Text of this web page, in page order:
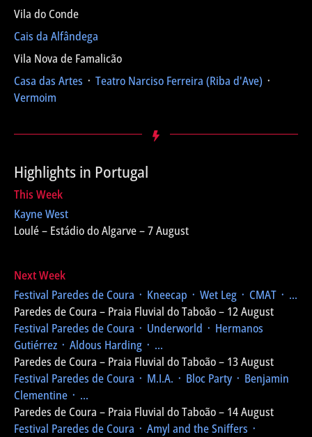
Vila do Conde
Cais da Alfândega
Vila Nova de Famalicão
Casa das Artes ᛫ Teatro Narciso Ferreira (Riba d'Ave) ᛫
Vermoim
Highlights in Portugal
This Week
Kayne West
Loulé – Estádio do Algarve – 7 August
Next Week
Festival Paredes de Coura ᛫ Kneecap ᛫ Wet Leg ᛫ CMAT ᛫ ...
Paredes de Coura – Praia Fluvial do Taboão – 12 August
Festival Paredes de Coura ᛫ Underworld ᛫ Hermanos
Gutiérrez ᛫ Aldous Harding ᛫ ...
Paredes de Coura – Praia Fluvial do Taboão – 13 August
Festival Paredes de Coura ᛫ M.I.A. ᛫ Bloc Party ᛫ Benjamin
Clementine ᛫ ...
Paredes de Coura – Praia Fluvial do Taboão – 14 August
Festival Paredes de Coura ᛫ Amyl and the Sniffers ᛫